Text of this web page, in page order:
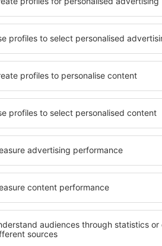
U INTERESSEERT
Bekijk de
Bespaar
Boek